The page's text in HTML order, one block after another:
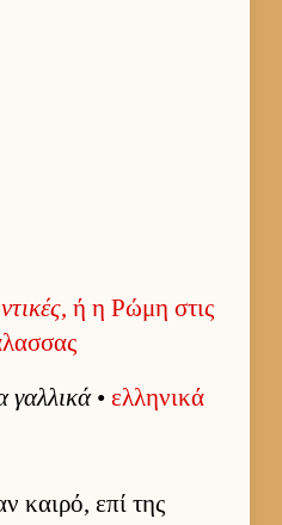
, ή η Ρώμη στις
• ελ­ληνικά
και­ρό, επί της